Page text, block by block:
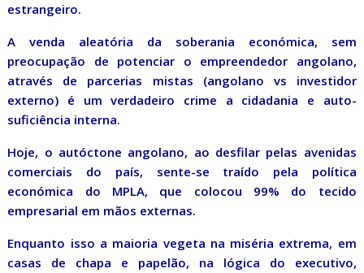
estrangeiro.
A venda aleatória da soberania económica, sem
preocupação de potenciar o empreendedor angolano,
através de parcerias mistas (angolano vs investidor
externo) é um verdadeiro crime a cidadania e auto-
suficiência interna.
Hoje, o autóctone angolano, ao desfilar pelas avenidas
comerciais do país, sente-se traído pela política
económica do MPLA, que colocou 99% do tecido
empresarial em mãos externas.
Enquanto isso a maioria vegeta na miséria extrema, em
casas de chapa e papelão, na lógica do executivo,